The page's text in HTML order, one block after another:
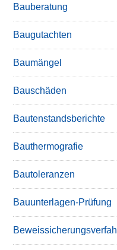
Bauberatung
Baugutachten
Baumängel
Bauschäden
Bautenstandsberichte
Bauthermografie
Bautoleranzen
Bauunterlagen-Prüfung